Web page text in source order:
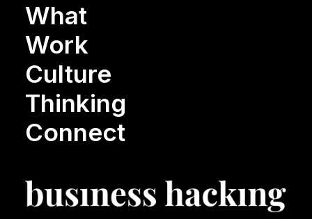
What
Work
Culture
Thinking
Connect